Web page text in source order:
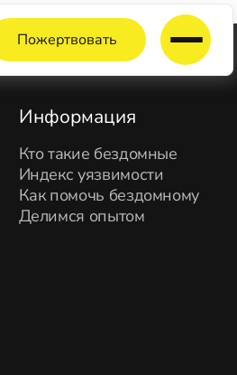
Пожертвовать
Информация
Кто такие бездомные
Индекс уязвимости
Как помочь бездомному
Делимся опытом